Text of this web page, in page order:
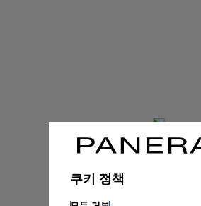
쿠키 정책